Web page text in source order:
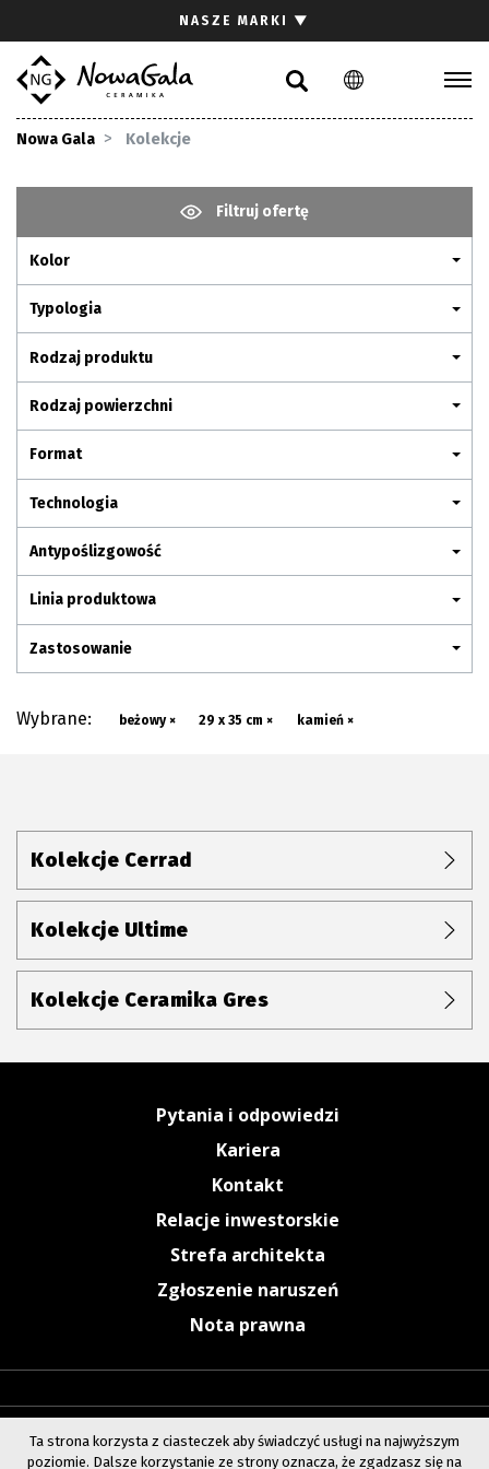
PL EN
NASZE MARKI ▼
Nowa Gala Kolekcje
Filtruj ofertę
Kolor
Typologia
Rodzaj produktu
Rodzaj powierzchni
Format
Technologia
Antypoślizgowość
Linia produktowa
Zastosowanie
Wybrane: beżowy × 29 x 35 cm × kamień ×
Kolekcje Cerrad
Kolekcje Ultime
Kolekcje Ceramika Gres
Pytania i odpowiedzi
Kariera
Kontakt
Relacje inwestorskie
Strefa architekta
Zgłoszenie naruszeń
Nota prawna
Gdzie kupić
Pliki do pobrania
Pytania i odpowiedzi
Kariera
Kontakt
Komunikacja z akcjonariuszami
Ta strona korzysta z ciasteczek aby świadczyć usługi na najwyższym
poziomie. Dalsze korzystanie ze strony oznacza, że zgadzasz się na